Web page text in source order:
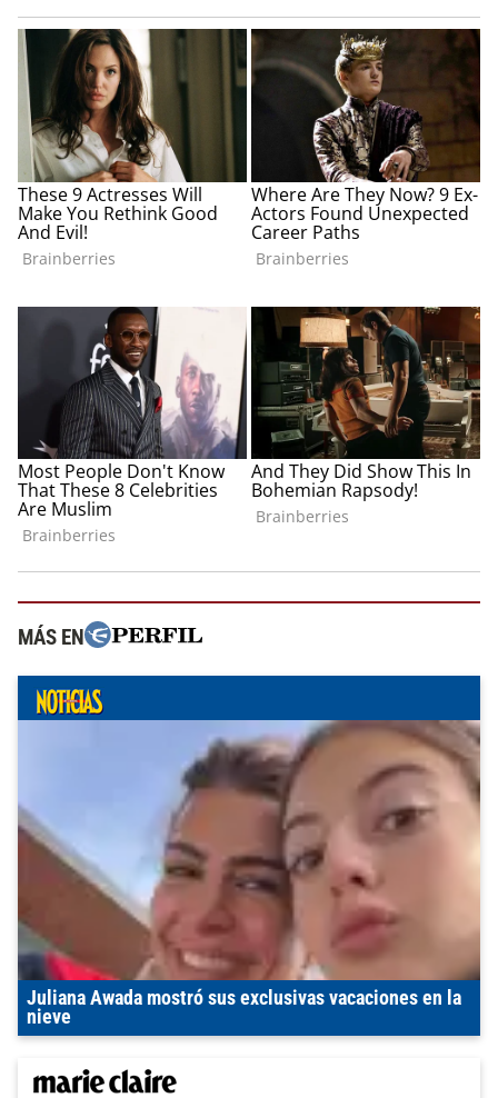
MÁS EN
Juliana Awada mostró sus exclusivas vacaciones en la
nieve